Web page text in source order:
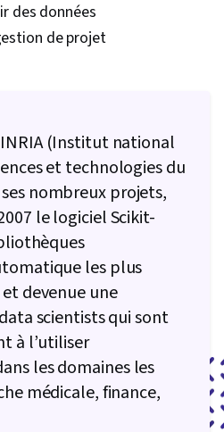
des données
de projet
(Institut national
et technologies du
nombreux projets,
le logiciel Scikit-
les plus
devenue une
scientists qui sont
à l’utiliser
les domaines les
médicale, finance,